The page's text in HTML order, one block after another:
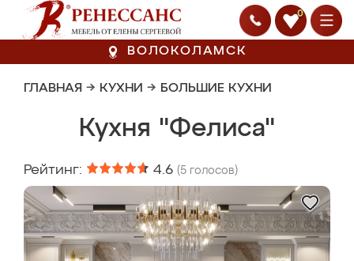
0
ВОЛОКОЛАМСК
ГЛАВНАЯ → КУХНИ → БОЛЬШИЕ КУХНИ
Кухня "Фелиса"
Рейтинг: 4.6 (5 голосов)